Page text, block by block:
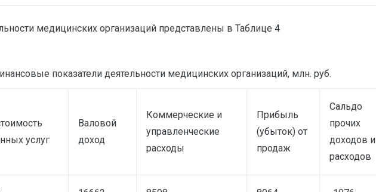
медицинских организаций представлены в Таблице 4
показатели деятельности медицинских организаций, млн. руб.
услуг
Валовой
доход
Коммерческие и
управленческие
расходы
Прибыль
(убыток) от
продаж
Сальдо
прочих
доходов и
расходов